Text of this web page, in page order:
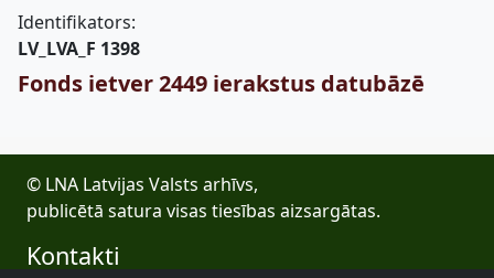
Identifikators:
LV_LVA_F 1398
Fonds ietver 2449 ierakstus datubāzē
© LNA Latvijas Valsts arhīvs,
publicētā satura visas tiesības aizsargātas.
Kontakti